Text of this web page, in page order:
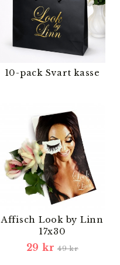
10-pack Svart kasse
Affisch Look by Linn
17x30
29 kr 49 kr